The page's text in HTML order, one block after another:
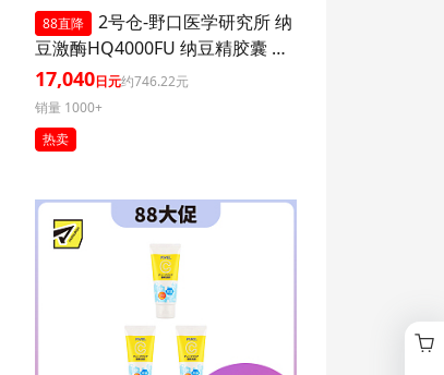
88直降
2号仓-野口医学研究所 纳
豆激酶HQ4000FU 纳豆精胶囊 促
进血栓溶解降三高 120粒 3个装
17,040日元约746.22元
销量 1000+
热卖